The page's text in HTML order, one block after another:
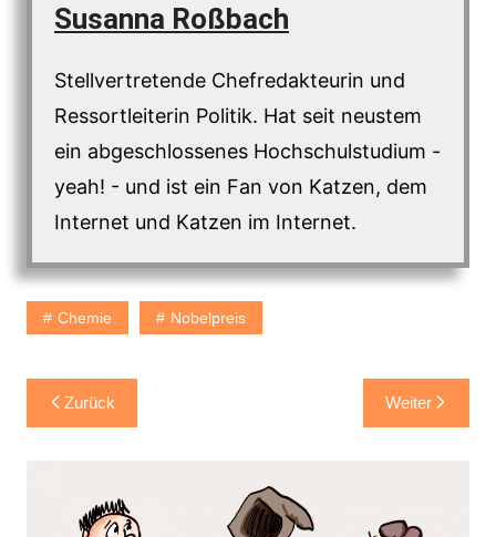
Susanna Roßbach
Stellvertretende Chefredakteurin und
Ressortleiterin Politik. Hat seit neustem
ein abgeschlossenes Hochschulstudium -
yeah! - und ist ein Fan von Katzen, dem
Internet und Katzen im Internet.
Chemie Nobelpreis
Beitragsnavigation
Zurück Weiter